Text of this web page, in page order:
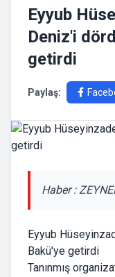
Eyyub
Deniz'i
getirdi
Paylaş:
Haber :
Eyyub
Bakü'ye getirdi
Tanınmış